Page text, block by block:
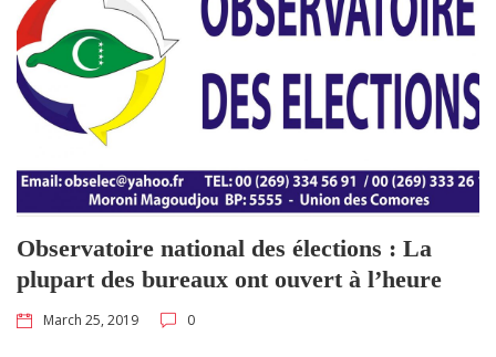
Observatoire national des élections : La
plupart des bureaux ont ouvert à l’heure
March 25, 2019 0